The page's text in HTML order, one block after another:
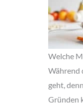
Welche
Während
geht,
Gründen